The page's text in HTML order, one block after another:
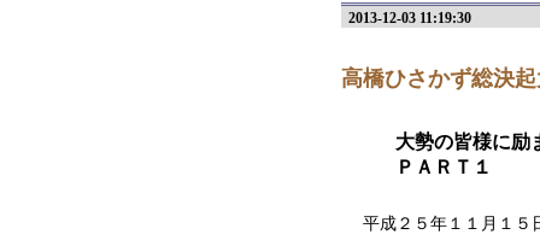
2013-12-03 11:19:30
高橋ひさかず総決
大勢の皆様に励
ＰＡＲＴ１
平成２５年１１月１５